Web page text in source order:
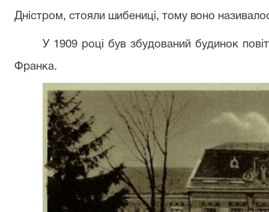
Дністром, стояли шибениці, тому воно
У 1909 році був збудований будинок
Франка.